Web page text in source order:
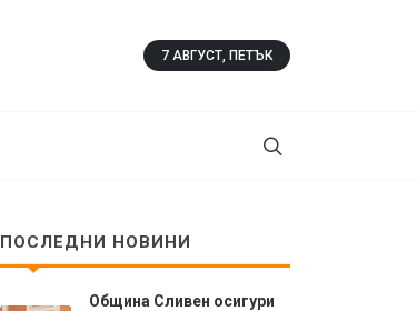
7 АВГУСТ, ПЕТЪК
ПОСЛЕДНИ НОВИНИ
Община Сливен осигури